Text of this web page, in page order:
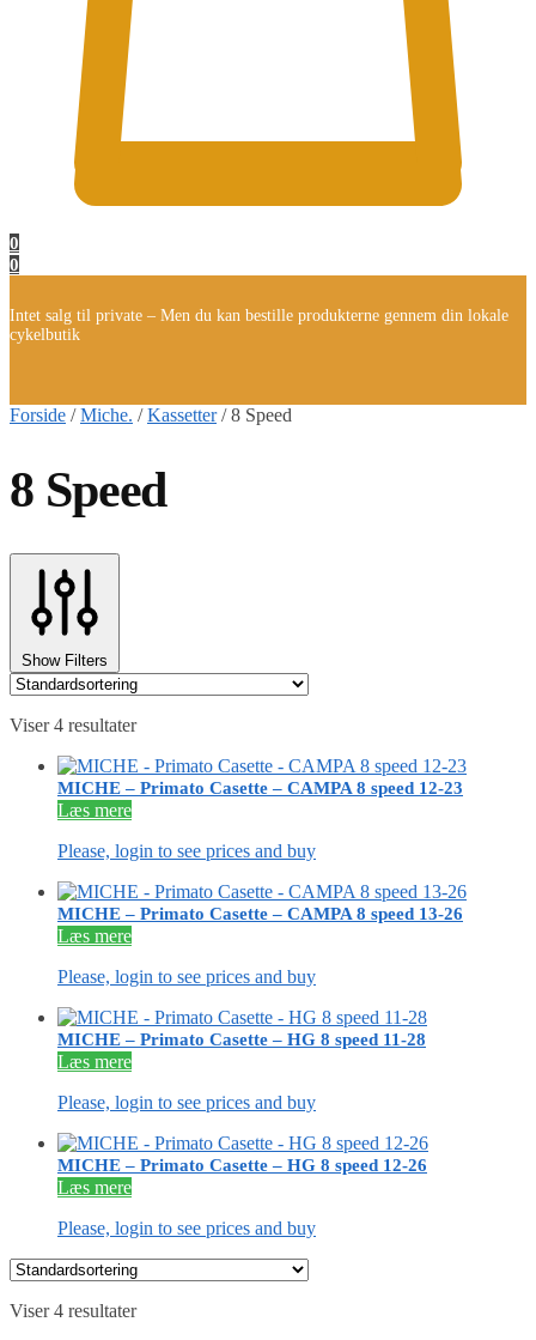
0
0
Intet salg til private – Men du kan bestille produkterne gennem din lokale
cykelbutik
Forside /Miche. /Kassetter/8 Speed
8 Speed
Show Filters
Viser 4 resultater
MICHE – Primato Casette – CAMPA 8 speed 12-23
Læs mere
Please, login to see prices and buy
MICHE – Primato Casette – CAMPA 8 speed 13-26
Læs mere
Please, login to see prices and buy
MICHE – Primato Casette – HG 8 speed 11-28
Læs mere
Please, login to see prices and buy
MICHE – Primato Casette – HG 8 speed 12-26
Læs mere
Please, login to see prices and buy
Viser 4 resultater